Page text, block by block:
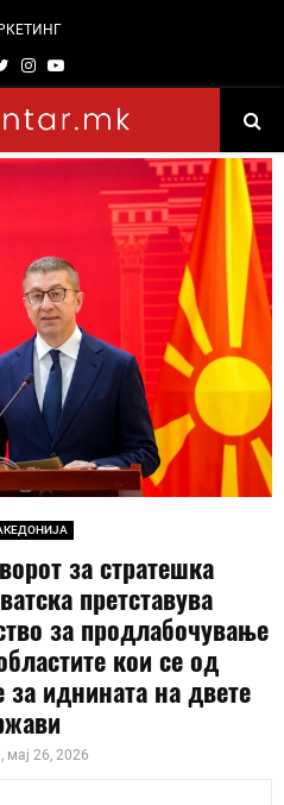
TwitterInstagram
Youtube
за стратешка
претставува
за продлабочување
кои се од
иднината на двете
мај 26, 2026